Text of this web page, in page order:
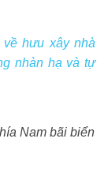
hưu xây nhà
nhàn hạ và tự
Nam bãi biển